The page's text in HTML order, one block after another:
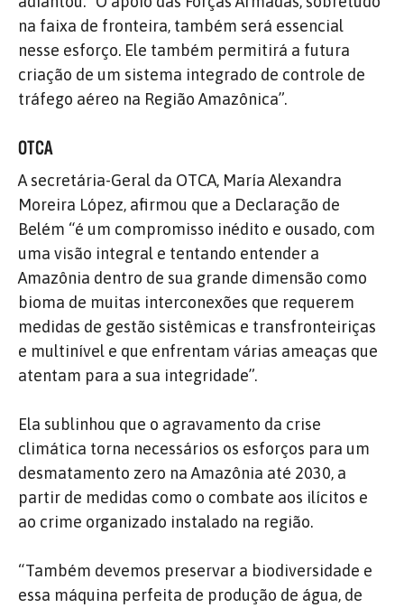
na faixa de fronteira, também será essencial
nesse esforço. Ele também permitirá a futura
criação de um sistema integrado de controle de
tráfego aéreo na Região Amazônica”.
OTCA
A secretária-Geral da OTCA, María Alexandra
Moreira López, afirmou que a Declaração de
Belém “é um compromisso inédito e ousado, com
uma visão integral e tentando entender a
Amazônia dentro de sua grande dimensão como
bioma de muitas interconexões que requerem
medidas de gestão sistêmicas e transfronteiriças
e multinível e que enfrentam várias ameaças que
atentam para a sua integridade”.
Ela sublinhou que o agravamento da crise
climática torna necessários os esforços para um
desmatamento zero na Amazônia até 2030, a
partir de medidas como o combate aos ilícitos e
ao crime organizado instalado na região.
“Também devemos preservar a biodiversidade e
essa máquina perfeita de produção de água, de